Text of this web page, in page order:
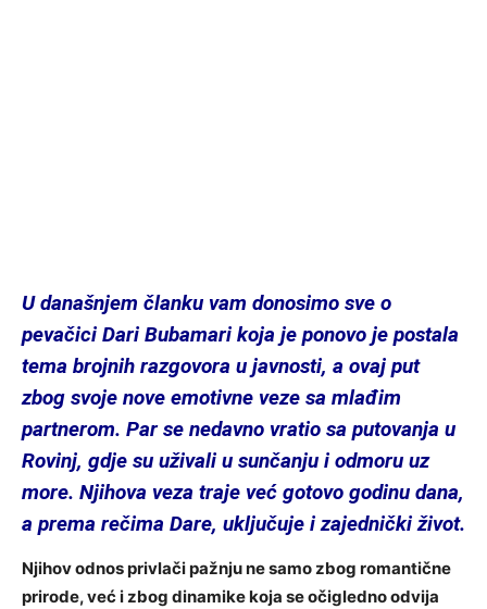
U današnjem članku vam donosimo sve o
pevačici Dari Bubamari koja je ponovo je postala
tema brojnih razgovora u javnosti, a ovaj put
zbog svoje nove emotivne veze sa mlađim
partnerom. Par se nedavno vratio sa putovanja u
Rovinj, gdje su uživali u sunčanju i odmoru uz
more. Njihova veza traje već gotovo godinu dana,
a prema rečima Dare, uključuje i zajednički život.
Njihov odnos privlači pažnju ne samo zbog romantične
prirode, već i zbog dinamike koja se očigledno odvija